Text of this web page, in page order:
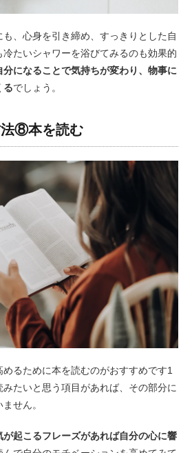
、心身を引き締め、すっきりとした自
たいシャワーを浴びてみるのも効果的
分になることで気持ちが変わり、物事に
るでしょう。
⑧本を読む
るために本を読むのがおすすめです1
たいと思う項目があれば、その部分に
せん。
起こるフレーズがあれば自分の心に響